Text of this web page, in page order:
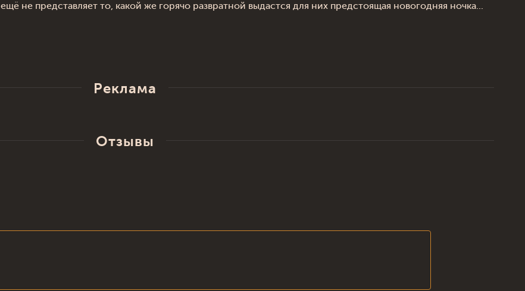
не представляет то, какой же горячо развратной выдастся для них предстоящая новогодняя ночка...
Реклама
Отзывы